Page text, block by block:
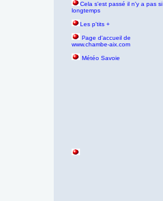
Cela s'est passé il n'y a pas si
longtemps
Les p'tits +
Page d'accueil de
www.chambe-aix.com
Météo Savoie